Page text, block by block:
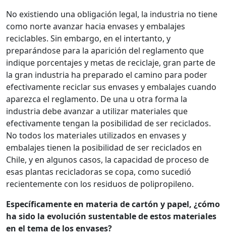
No existiendo una obligación legal, la industria no tiene
como norte avanzar hacia envases y embalajes
reciclables. Sin embargo, en el intertanto, y
preparándose para la aparición del reglamento que
indique porcentajes y metas de reciclaje, gran parte de
la gran industria ha preparado el camino para poder
efectivamente reciclar sus envases y embalajes cuando
aparezca el reglamento. De una u otra forma la
industria debe avanzar a utilizar materiales que
efectivamente tengan la posibilidad de ser reciclados.
No todos los materiales utilizados en envases y
embalajes tienen la posibilidad de ser reciclados en
Chile, y en algunos casos, la capacidad de proceso de
esas plantas recicladoras se copa, como sucedió
recientemente con los residuos de polipropileno.
Específicamente en materia de cartón y papel, ¿cómo
ha sido la evolución sustentable de estos materiales
en el tema de los envases?